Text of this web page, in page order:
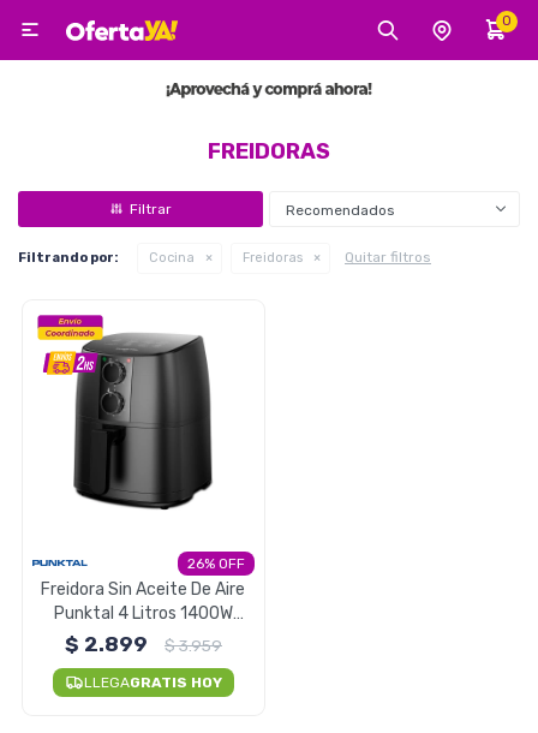
0

FREIDORAS
Recomendados
Filtrando por: Cocina Freidoras Quitar filtros
26
Freidora Sin Aceite De Aire
Punktal 4 Litros 1400W
Airfryer
$ 2.899 $3.959
LLEGAGRATIS HOY
MI CUENTA
Tecnología
Tv, Audio y Video
Tecnología
Gaming
Electrodomésticos
Pequeños electrodomésticos